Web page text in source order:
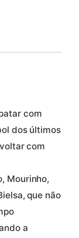
com
dos últimos
com
Mourinho,
que não
a